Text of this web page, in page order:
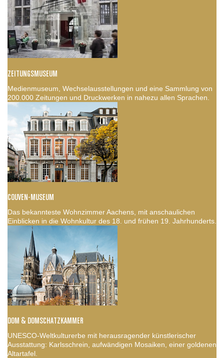
ZEITUNGSMUSEUM
Medienmuseum, Wechselausstellungen und eine Sammlung von
200.000 Zeitungen und Druckwerken in nahezu allen Sprachen.
COUVEN-MUSEUM
Das bekannteste Wohnzimmer Aachens, mit anschaulichen
Einblicken in die Wohnkultur des 18. und frühen 19. Jahrhunderts.
DOM & DOMSCHATZKAMMER
UNESCO-Weltkulturerbe mit herausragender künstlerischer
Ausstattung: Karlsschrein, aufwändigen Mosaiken, einer goldenen
Altartafel.